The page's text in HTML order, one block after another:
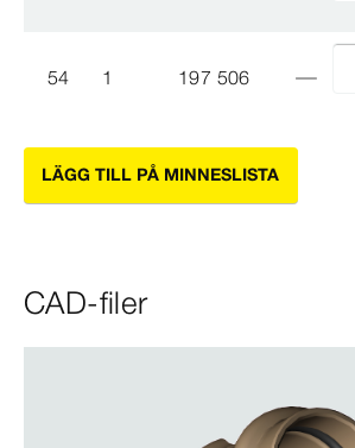
54 1 197 506
LÄGG TILL PÅ MINNESLISTA
CAD-filer